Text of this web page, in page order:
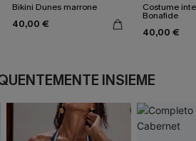
Bikini Dunes marrone
40,00 €
Costume
Bonafide
40,00 €
INSIEME